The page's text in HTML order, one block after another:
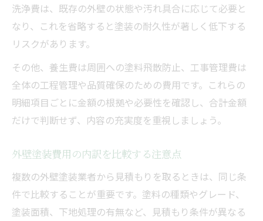
洗浄費は、既存の外壁の状態や汚れ具合に応じて必要と
なり、これを省略すると塗装の耐久性が著しく低下する
リスクがあります。
その他、養生費は周囲への塗料飛散防止、工事管理費は
全体の工程管理や品質確保のための費用です。これらの
明細項目ごとに金額の根拠や必要性を確認し、合計金額
だけで判断せず、内容の充実度を重視しましょう。
外壁塗装費用の内訳を比較する注意点
複数の外壁塗装業者から見積もりを取るときは、同じ条
件で比較することが重要です。塗料の種類やグレード、
塗装面積、下地処理の有無など、見積もり条件が異なる